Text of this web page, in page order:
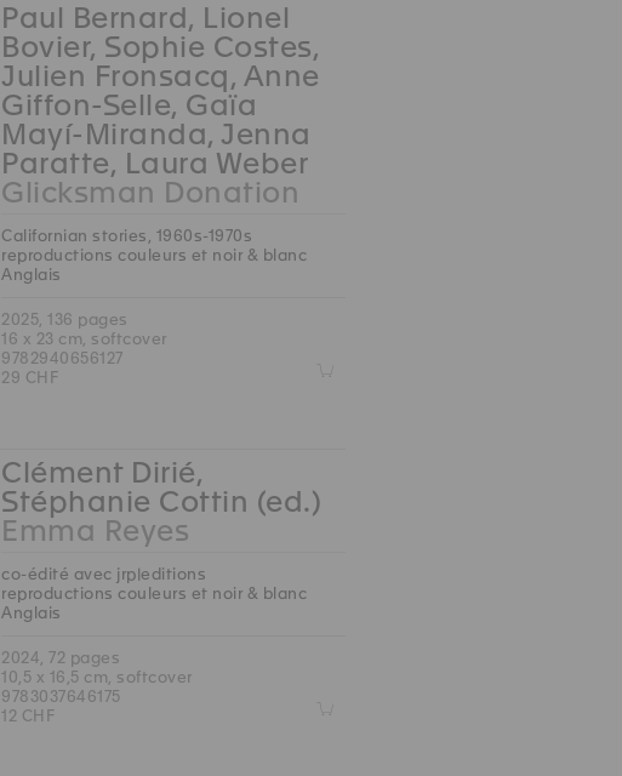
Paul Bernard, Lionel
Bovier, Sophie Costes,
Julien Fronsacq, Anne
Giffon-Selle, Gaïa
Mayí-Miranda, Jenna
Paratte, Laura Weber
Glicksman Donation
Californian stories, 1960s-1970s
reproductions couleurs et noir & blanc
Anglais
2025, 136 pages
16 x 23 cm, softcover
9782940656127
29 CHF
Z
Clément Dirié,
Stéphanie Cottin (ed.)
Emma Reyes
co-édité avec jrp|editions
reproductions couleurs et noir & blanc
Anglais
2024, 72 pages
10,5 x 16,5 cm, softcover
9783037646175
12 CHF
Z